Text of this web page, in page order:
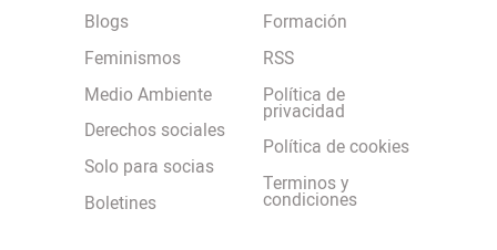
Blogs
Feminismos
Medio Ambiente
Derechos sociales
Solo para socias
Boletines
Formación
RSS
Política de
privacidad
Política de cookies
Terminos y
condiciones